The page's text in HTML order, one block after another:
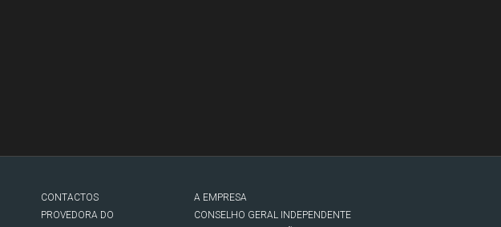
CONTACTOS
PROVEDORA DO
A EMPRESA
CONSELHO GERAL INDEPENDENTE